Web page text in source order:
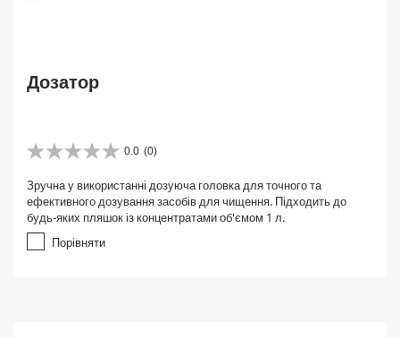
Дозатор
0.0 (0)
0
0
з
5
і
Зручна у використанні дозуюча головка для точного та
ефективного дозування засобів для чищення. Підходить до
будь-яких пляшок із концентратами об'ємом 1 л.
Порівняти